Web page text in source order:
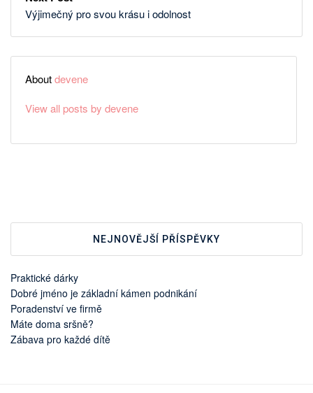
Výjimečný pro svou krásu i odolnost
Aboutdevene
View all posts by devene
NEJNOVĚJŠÍ PŘÍSPĚVKY
Praktické dárky
Dobré jméno je základní kámen podnikání
Poradenství ve firmě
Máte doma sršně?
Zábava pro každé dítě